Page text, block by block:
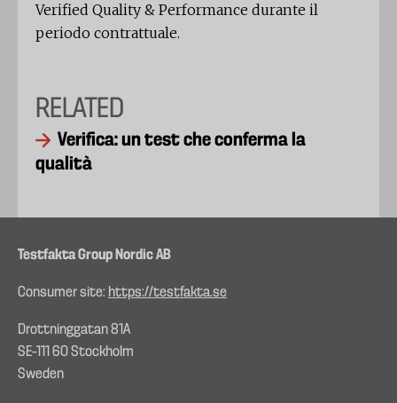
Verified Quality & Performance durante il
periodo contrattuale.
RELATED
Verifica: un test che conferma la
qualità
Testfakta Group Nordic AB
Consumer site: https://testfakta.se
Drottninggatan 81A
SE–111 60 Stockholm
Sweden